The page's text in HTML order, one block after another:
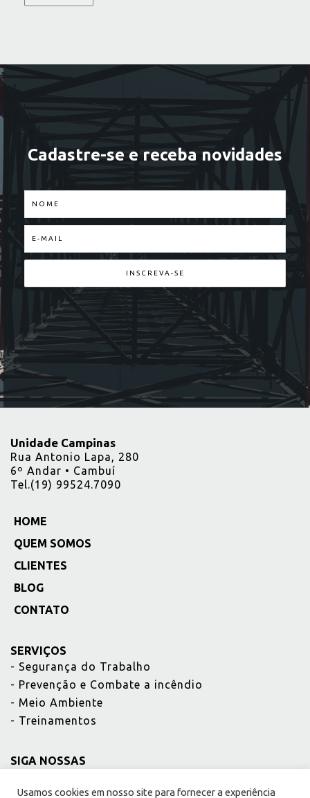
Cadastre-se e receba novidades
Unidade Campinas
Rua Antonio Lapa, 280
6º Andar • Cambuí
Tel.(19) 99524.7090
HOME
QUEM SOMOS
CLIENTES
BLOG
CONTATO
SERVIÇOS
- Segurança do Trabalho
- Prevenção e Combate a incêndio
- Meio Ambiente
- Treinamentos
SIGA NOSSAS
Usamos cookies em nosso site para fornecer a experiência